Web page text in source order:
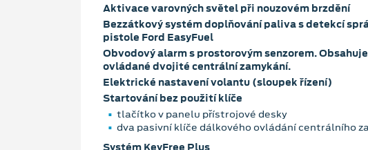
Aktivace varovných světel při nouzovém brzdění
Bezzátkový systém doplňování paliva s detekcí
pistole Ford EasyFuel
Obvodový alarm s prostorovým senzorem.
ovládané dvojité centrální zamykání.
Elektrické nastavení volantu (sloupek řízení)
Startování bez použití klíče
tlačítko v panelu přístrojové desky
dva pasivní klíče dálkového ovládání centrálního
Systém KeyFree Plus